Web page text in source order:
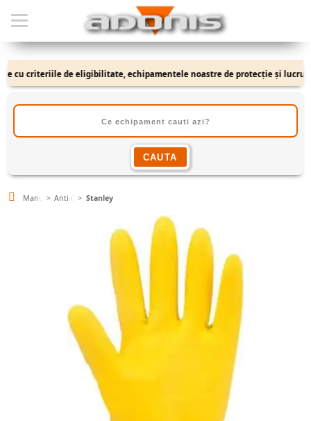
criteriile de eligibilitate, echipamentele noastre de protecție și lucru se
Manusi Anti-Chimice & Curatenie
Stanley